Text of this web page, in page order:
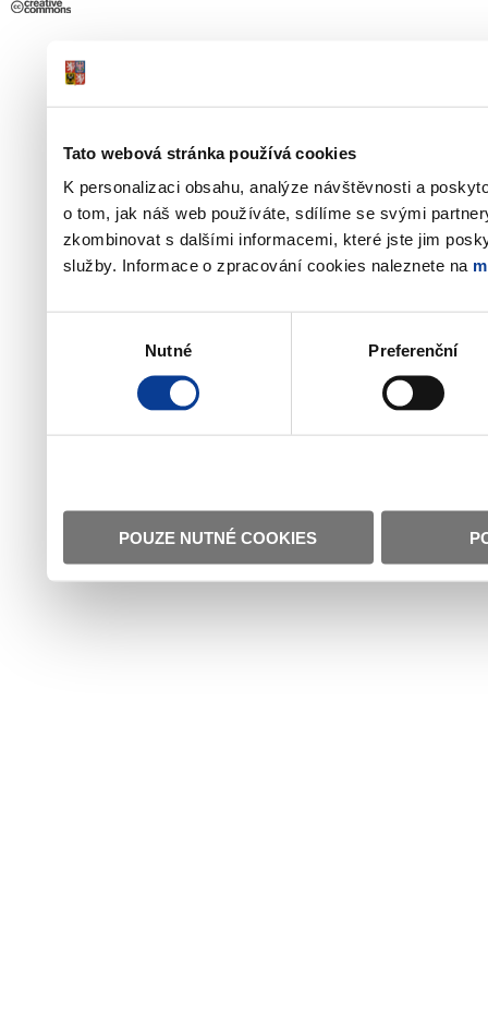
Tato webová stránka používá cookies
K personalizaci obsahu, analýze návštěvnosti a
o tom, jak náš web používáte, sdílíme se svými
zkombinovat s dalšími informacemi, které jste jim
služby. Informace o zpracování cookies naleznete na
Nutné Preferenční
POUZE NUTNÉ COOKIES